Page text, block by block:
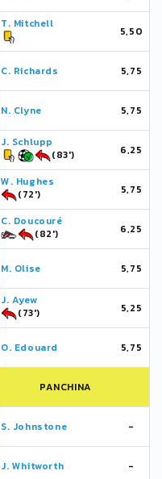
T. Mitchell
5,50
C. Richards 5,75
N. Clyne 5,75
J. Schlupp
(83')
6,25
W. Hughes
(72')
5,75
C. Doucouré
(82')
6,25
M. Olise 5,75
J. Ayew
(73')
5,25
O. Edouard 5,75
PANCHINA
S. Johnstone -
J. Whitworth -